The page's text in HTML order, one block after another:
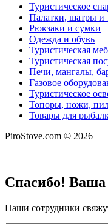
Туристическое
Палатки, шатры и
Рюкзаки и сумки
Одежда и обувь
Туристическая
Туристическая
Печи, мангалы,
Газовое
Туристическое
Топоры, ножи,
Товары для
PiroStove.com © 2026
Спасибо! Ваша
Наши сотрудники